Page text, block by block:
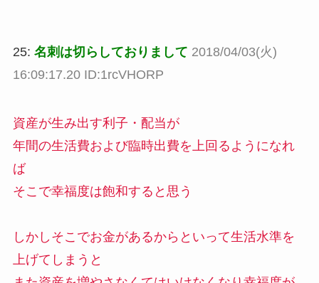
25: 名刺は切らしておりまして 2018/04/03(火)
16:09:17.20 ID:1rcVHORP
資産が生み出す利子・配当が
年間の生活費および臨時出費を上回るようになれ
ば
そこで幸福度は飽和すると思う
しかしそこでお金があるからといって生活水準を
上げてしまうと